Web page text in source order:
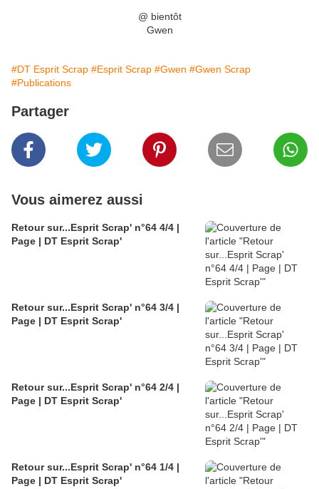
@ bientôt
Gwen
#DT Esprit Scrap #Esprit Scrap #Gwen #Gwen Scrap
#Publications
Partager
Vous aimerez aussi
Retour sur...Esprit Scrap' n°64 4/4 |
Page | DT Esprit Scrap'
Retour sur...Esprit Scrap' n°64 3/4 |
Page | DT Esprit Scrap'
Retour sur...Esprit Scrap' n°64 2/4 |
Page | DT Esprit Scrap'
Retour sur...Esprit Scrap' n°64 1/4 |
Page | DT Esprit Scrap'